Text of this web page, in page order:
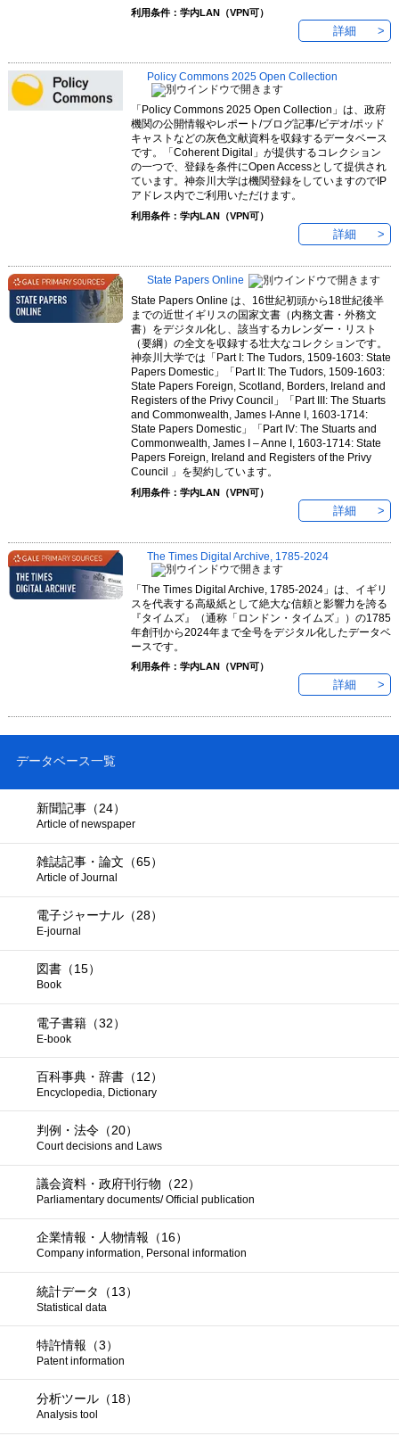
利用条件：学内LAN（VPN可）
詳細
Policy Commons 2025 Open Collection
「Policy Commons 2025 Open Collection」は、政府
機関の公開情報やレポート/ブログ記事/ビデオ/ポッド
キャストなどの灰色文献資料を収録するデータベース
です。「Coherent Digital」が提供するコレクション
の一つで、登録を条件にOpen Accessとして提供され
ています。神奈川大学は機関登録をしていますのでIP
アドレス内でご利用いただけます。
利用条件：学内LAN（VPN可）
詳細
State Papers Online
State Papers Online は、16世紀初頭から18世紀後半
までの近世イギリスの国家文書（内務文書・外務文
書）をデジタル化し、該当するカレンダー・リスト
（要綱）の全文を収録する壮大なコレクションです。
神奈川大学では「Part I: The Tudors, 1509-1603: State
Papers Domestic」「Part II: The Tudors, 1509-1603:
State Papers Foreign, Scotland, Borders, Ireland and
Registers of the Privy Council」「Part III: The Stuarts
and Commonwealth, James I-Anne I, 1603-1714:
State Papers Domestic」「Part IV: The Stuarts and
Commonwealth, James I – Anne I, 1603-1714: State
Papers Foreign, Ireland and Registers of the Privy
Council 」を契約しています。
利用条件：学内LAN（VPN可）
詳細
The Times Digital Archive, 1785-2024
「The Times Digital Archive, 1785-2024」は、イギリ
スを代表する高級紙として絶大な信頼と影響力を誇る
『タイムズ』（通称「ロンドン・タイムズ」）の1785
年創刊から2024年まで全号をデジタル化したデータベ
ースです。
利用条件：学内LAN（VPN可）
詳細
データベース一覧
新聞記事（24）
Article of newspaper
雑誌記事・論文（65）
Article of Journal
電子ジャーナル（28）
E-journal
図書（15）
Book
電子書籍（32）
E-book
百科事典・辞書（12）
Encyclopedia, Dictionary
判例・法令（20）
Court decisions and Laws
議会資料・政府刊行物（22）
Parliamentary documents/ Official publication
企業情報・人物情報（16）
Company information, Personal information
統計データ（13）
Statistical data
特許情報（3）
Patent information
分析ツール（18）
Analysis tool